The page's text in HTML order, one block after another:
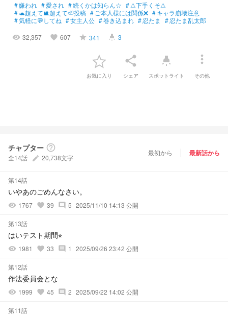
#嫌われ #愛され #続くかは知らん☆ #⚠下手くそ⚠
#🐢超えて🐌超えて🦥投稿 # ご本人様には関係❌ #キャラ崩壊注意
#気軽に💬してね #女主人公 #巻き込まれ #忍たま #忍たま乱太郎
visibility 32,357 favorite 607 grade 341 highlight 3
お気に入り
share
シェア
highlight
スポットライト
more_vert
その他
チャプター help_outline
全14話 create 20,738文字
最初から 最新話から
第14話
いやあのごめんなさい。
visibility 1767 favorite 39 comment 5 2025/11/10 14:13 公開
第13話
はいテスト期間⭐︎
visibility 1981 favorite 33 comment 1 2025/09/26 23:42 公開
第12話
作法委員会とな
visibility 1999 favorite 45 comment 2 2025/09/22 14:02 公開
第11話